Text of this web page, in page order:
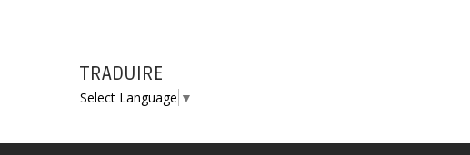
TRADUIRE
Select Language ▼